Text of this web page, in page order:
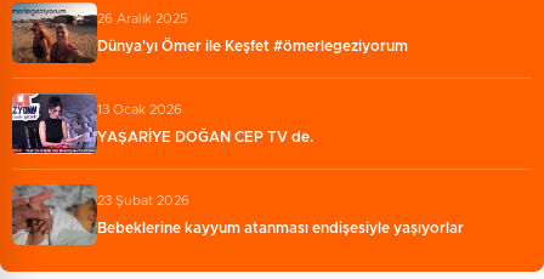
26 Aralık 2025
Dünya'yı Ömer ile Keşfet #ömerlegeziyorum
13 Ocak 2026
YAŞARİYE DOĞAN CEP TV de.
23 Şubat 2026
Bebeklerine kayyum atanması endişesiyle yaşıyorlar